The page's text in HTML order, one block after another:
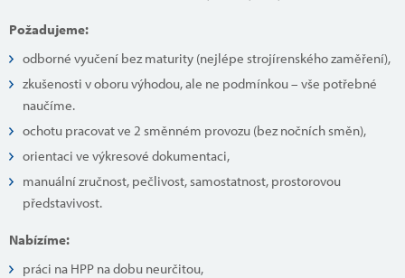
Požadujeme:
odborné vyučení bez maturity (nejlépe strojírenského zaměření),
zkušenosti v oboru výhodou, ale ne podmínkou – vše potřebné
naučíme.
ochotu pracovat ve 2 směnném provozu (bez nočních směn),
orientaci ve výkresové dokumentaci,
manuální zručnost, pečlivost, samostatnost, prostorovou
představivost.
Nabízíme:
práci na HPP na dobu neurčitou,